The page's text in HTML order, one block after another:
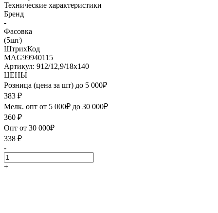
Технические характеристики
Бренд
-
Фасовка
(5шт)
ШтрихКод
MAG99940115
Артикул: 912/12,9/18х140
ЦЕНЫ
Розница (цена за шт) до 5 000₽
383 ₽
Мелк. опт от 5 000₽ до 30 000₽
360 ₽
Опт от 30 000₽
338 ₽
-
+